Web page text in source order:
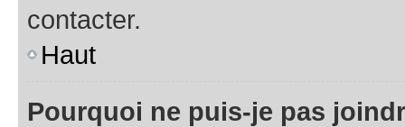
contacter.
Haut
Pourquoi ne puis-je pas